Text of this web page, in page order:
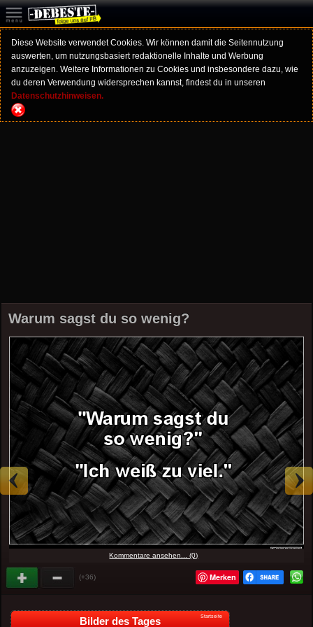
Diese Website verwendet Cookies. Wir können damit die Seitennutzung
auswerten, um nutzungsbasiert redaktionelle Inhalte und Werbung
anzuzeigen. Weitere Informationen zu Cookies und insbesondere dazu, wie
du deren Verwendung widersprechen kannst, findest du in unseren
Datenschutzhinweisen.
Warum sagst du so wenig?
Kommentare ansehen... (0)
(+36) Merken
Bilder des Tages Startseite